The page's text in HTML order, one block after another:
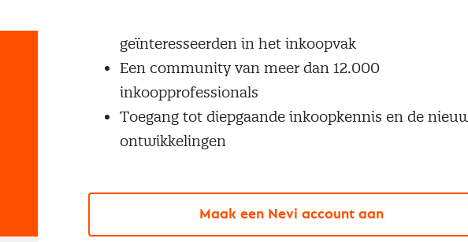
geïnteresseerden in het inkoopvak
Een community van meer dan 12.000
inkoopprofessionals
Toegang tot diepgaande inkoopkennis en de
ontwikkelingen
Maak een Nevi account aan